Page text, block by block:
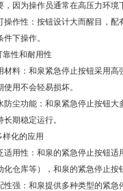
，因为操作员通常在高压力环境
性：按钮设计大而醒目，配
下操作。
性和耐用性
：和泉紧急停止按钮采用高
使用不会轻易损坏。
功能：和泉紧急停止按钮大
长期稳定运行。
化的应用
性：和泉的紧急停止按钮适
化仓库等），和泉的紧急停止按
：和泉提供多种类型的紧急